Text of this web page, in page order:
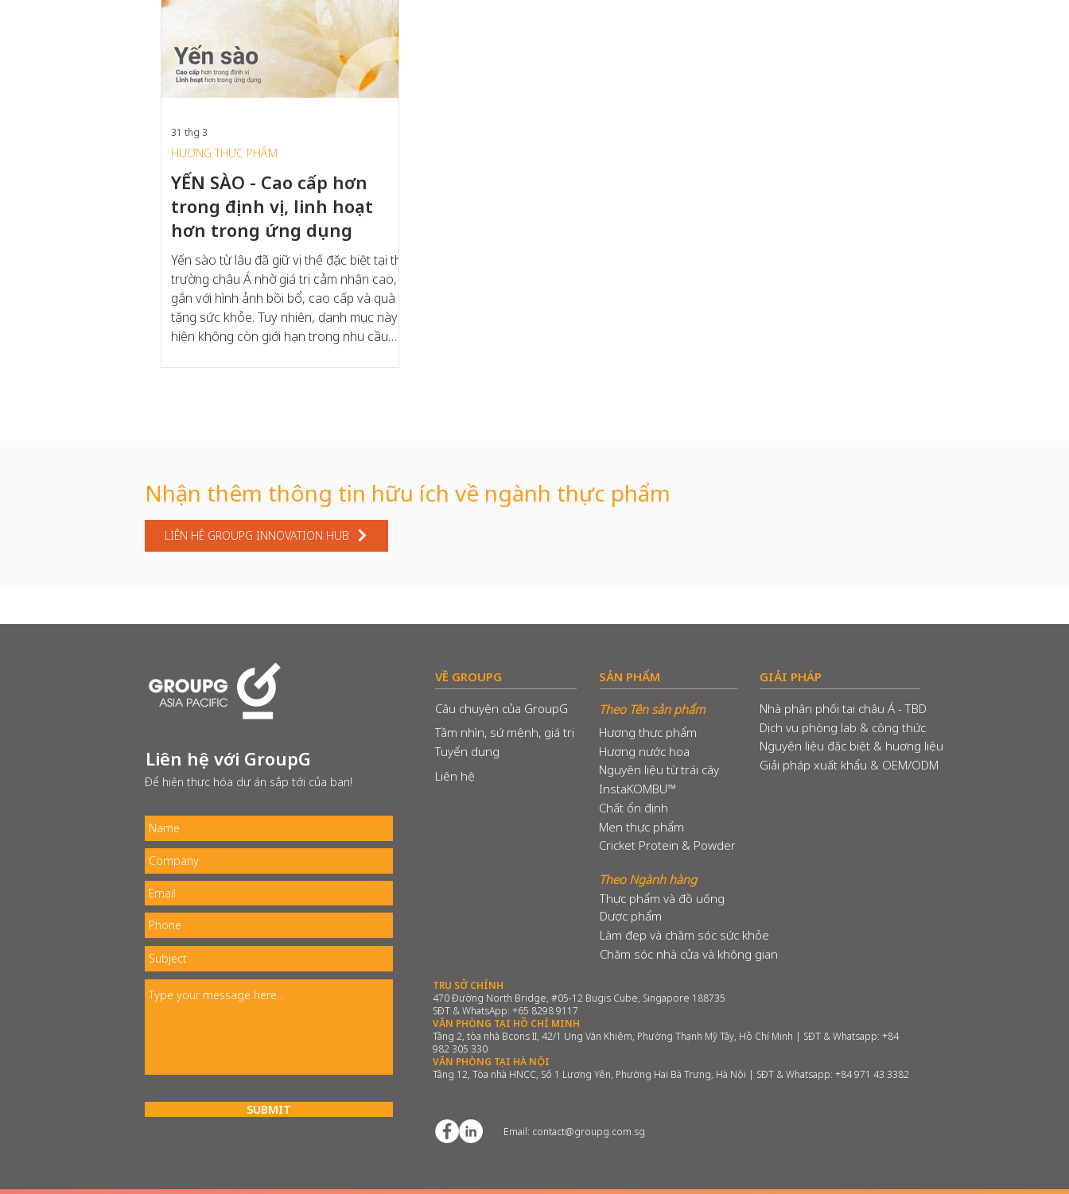
YẾN SÀO - Cao cấp hơn
trong định vị, linh hoạt
hơn trong ứng dụng
Yến sào từ lâu đã giữ vị thế đặc biệt tại thị
trường châu Á nhờ giá trị cảm nhận cao,
gắn với hình ảnh bồi bổ, cao cấp và quà
tặng sức khỏe. Tuy nhiên, danh mục này
hiện không còn giới hạn trong nhu cầu
chă
HƯƠNG THỰC PHẨM
31 thg 3
Nhận thêm thông tin hữu ích về ngành thực phẩm
LIÊN HỆ GROUPG INNOVATION HUB
Liên hệ với GroupG
Để hiện thực hóa dự án sắp tới của bạn!
SUBMIT
VỀ GROUPG
Câu chuyện của GroupG
Tầm nhìn, sứ mệnh, giá trị
Tuyển dụng
Liên hệ
SẢN PHẨM
Theo Tên sản phẩm
Hương thực phẩm
Hương nước hoa
Nguyên liệu từ trái cây
InstaKOMBU™
GIẢI PHÁP
Nhà phân phối tại châu Á - TBD
Dịch vụ phòng lab & công thức
Nguyên liệu đặc biệt & huơng liệu
Giải pháp xuất khẩu & OEM/ODM
Chất ổn định
Men thực phẩm
Cricket Protein & Powder
Theo Ngành hàng
Thực phẩm và đồ uống
Dược phẩm
Làm đẹp và chăm sóc sức khỏe
Chăm sóc nhà cửa và không gian
TRỤ SỞ CHÍNH
470 Đường North Bridge, #05-12 Bugis Cube, Singapore 188735
SĐT & WhatsApp: +65 8298 9117
VĂN PHÒNG TẠI HỒ CHÍ MINH
Tầng 2, tòa nhà Bcons II, 42/1 Ung Văn Khiêm, Phường Thạnh Mỹ Tây, Hồ Chí Minh | SĐT & Whatsapp: +84
982 305 330
VĂN PHÒNG TẠI HÀ NỘI
Tầng 12, Tòa nhà HNCC, Số 1 Lương Yên, Phường Hai Bà Trưng, Hà Nội | SĐT & Whatsapp: +84 971 43 3382
​Email: contact@groupg.com.sg